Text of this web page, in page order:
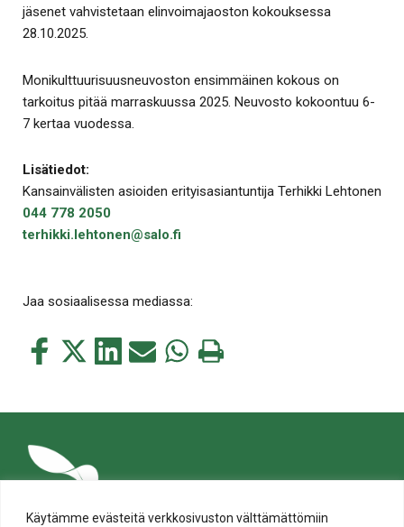
Käytämme evästeitä verkkosivuston välttämättömiin
jäsenet vahvistetaan elinvoimajaoston kokouksessa
28.10.2025.
Monikulttuurisuusneuvoston ensimmäinen kokous on
tarkoitus pitää marraskuussa 2025. Neuvosto kokoontuu 6-
7 kertaa vuodessa.
Lisätiedot:
Kansainvälisten asioiden erityisasiantuntija Terhikki Lehtonen
044 778 2050
terhikki.lehtonen@salo.fi
Jaa sosiaalisessa mediassa:
Jaa
Jaa
Jaa Jaa Jaa Tulosta